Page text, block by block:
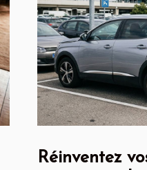
Réinventez